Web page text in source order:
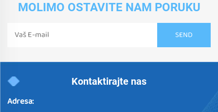
MOLIMO OSTAVITE NAM PORUKU
Kontaktirajte nas
Adresa: